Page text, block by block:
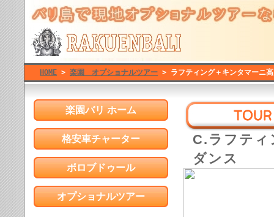
HOME > 楽園 オプショナルツアー > ラフティング＋キンタマーニ
楽園バリ ホーム
格安車チャーター
ボロブドゥール
オプショナルツアー
C.ラフティ
ダンス